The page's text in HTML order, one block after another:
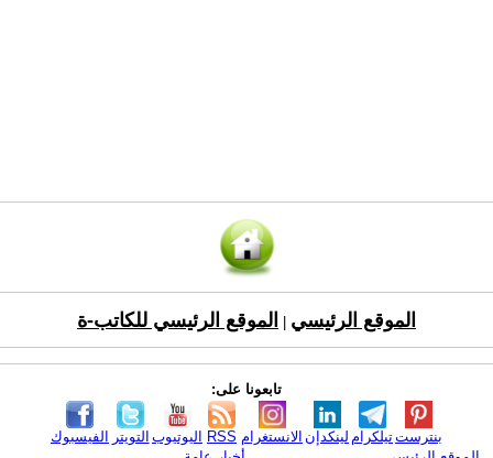
الموقع الرئيسي الموقع الرئيسي للكاتب-ة
تابعونا على:
الفيسبوك التويتر اليوتيوب RSS الانستغرام لينكدإن تيلكرامبنترست